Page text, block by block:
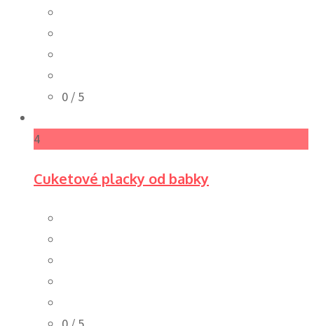
0 / 5
4
Cuketové placky od babky